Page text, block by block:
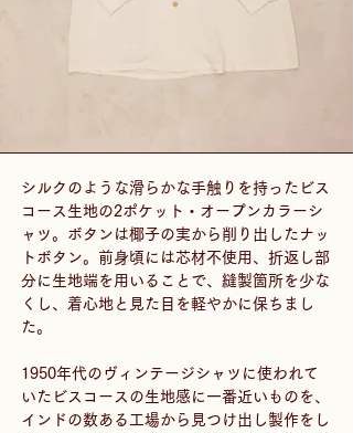
シルクのような滑らかな手触りを持ったビス
コース生地の2ポケット・オープンカラーシ
ャツ。ボタンは椰子の実から削り出したナッ
トボタン。前身頃には芯材不使用、折返し部
分に生地端を用いることで、縫製箇所を少な
くし、着心地と見た目を軽やかに保ちまし
た。
1950年代のヴィンテージシャツに使われて
いたビスコースの生地感に一番近いものを、
インドの数ある工場から見つけ出し製作をし